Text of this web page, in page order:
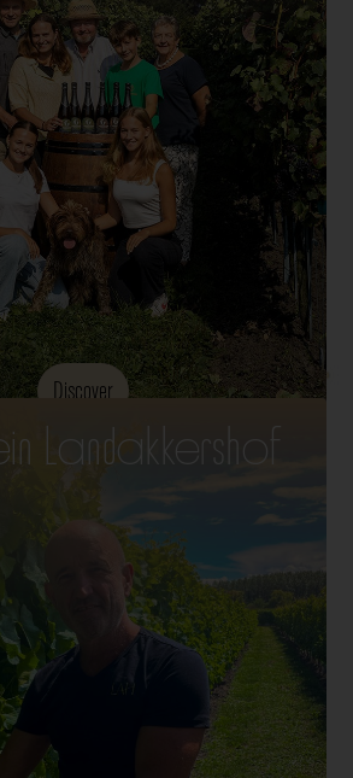
Discover
Landakkershof